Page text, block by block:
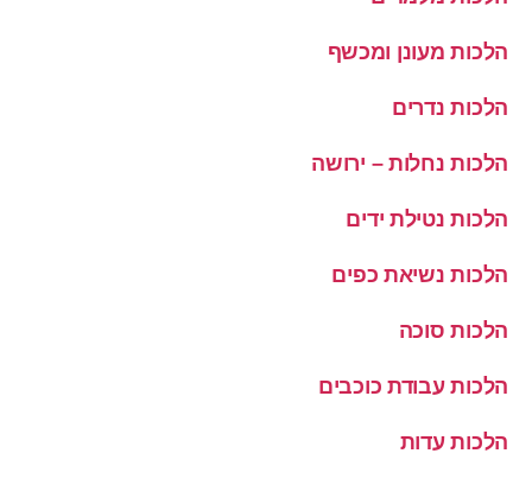
הלכות מעונן ומכשף
הלכות נדרים
הלכות נחלות – ירושה
הלכות נטילת ידים
הלכות נשיאת כפים
הלכות סוכה
הלכות עבודת כוכבים
הלכות עדות